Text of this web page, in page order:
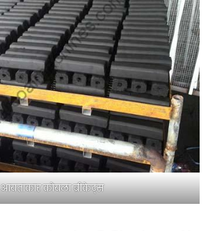
आयताकार कोयला ब्रीकेट्स